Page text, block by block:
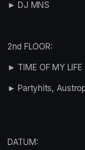
► DJ MNS
2nd FLOOR:
► TIME OF MY LIFE
DATUM: